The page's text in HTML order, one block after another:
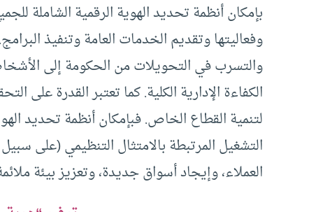
بإمكان أنظمة تحديد الهوية الرقمية الشاملة
وفعاليتها وتقديم الخدمات العامة وتنفيذ
والتسرب في التحويلات من الحكومة إلى
الكفاءة الإدارية الكلية. كما تعتبر القدرة على
لتنمية القطاع الخاص. فبإمكان أنظمة تحديد
التشغيل المرتبطة بالامتثال التنظيمي (على
العملاء، وإيجاد أسواق جديدة، وتعزيز بيئة